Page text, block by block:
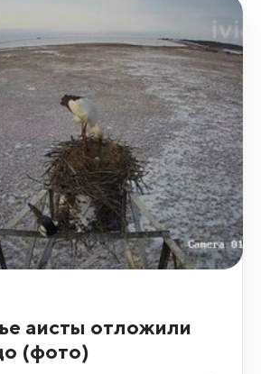
аисты отложили
(фото)